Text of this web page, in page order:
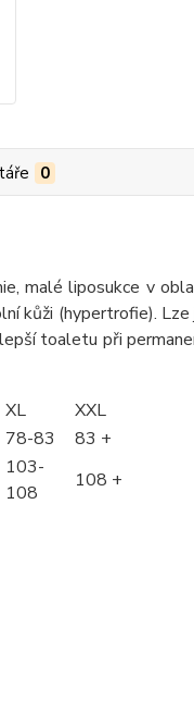
0
malé liposukce v
kůži (hypertrofie).
toaletu při
XL
XXL
78-83
83 +
103-
108
108 +